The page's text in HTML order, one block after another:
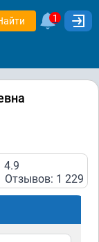
1
4.9
Отзывов: 1 229